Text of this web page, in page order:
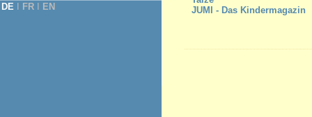
DE FR EN
JUMI - Das Kindermagazin